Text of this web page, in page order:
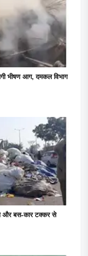
भीषण आग, दमकल विभाग
और बस-कार टक्कर से